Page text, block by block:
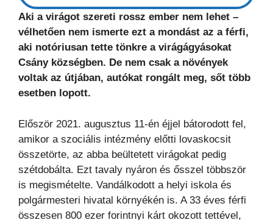
Aki a virágot szereti rossz ember nem lehet –
vélhetően nem ismerte ezt a mondást az a férfi,
aki notóriusan tette tönkre a virágágyásokat
Csány községben. De nem csak a növények
voltak az útjában, autókat rongált meg, sőt több
esetben lopott.
Először 2021. augusztus 11-én éjjel bátorodott fel,
amikor a szociális intézmény előtti lovaskocsit
összetörte, az abba beültetett virágokat pedig
szétdobálta. Ezt tavaly nyáron és ősszel többször
is megismételte. Vandálkodott a helyi iskola és
polgármesteri hivatal környékén is. A 33 éves férfi
összesen 800 ezer forintnyi kárt okozott tettével,